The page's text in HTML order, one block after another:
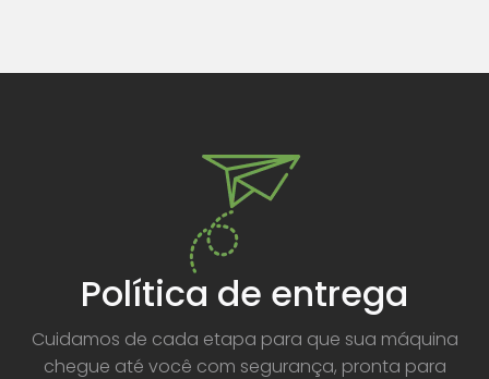
Política de entrega
Cuidamos de cada etapa para que sua máquina
chegue até você com segurança, pronta para